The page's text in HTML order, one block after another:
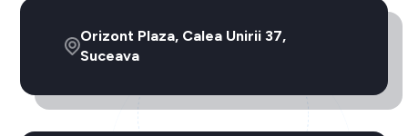
Orizont Plaza, Calea Unirii 37,
Suceava